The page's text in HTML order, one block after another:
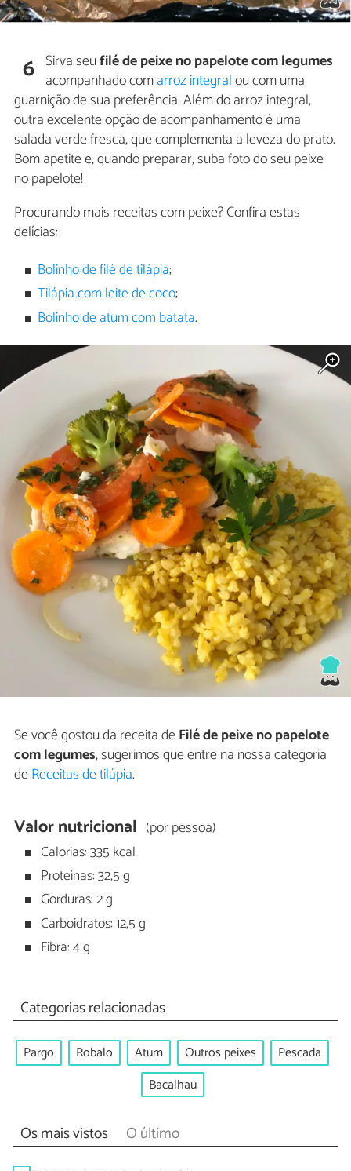
6 Sirva seufilé de peixe no papelote com legumes
acompanhado comarroz integralou com uma
guarnição de sua preferência. Além do arroz integral,
outra excelente opção de acompanhamento é uma
salada verde fresca, que complementa a leveza do prato.
Bom apetite e, quando preparar, suba foto do seu peixe
no papelote!
Procurando mais receitas com peixe? Confira estas
delícias:
Bolinho de filé de tilápia;
Tilápia com leite de coco;
Bolinho de atum com batata.
Se você gostou da receita deFilé de peixe no papelote
com legumes, sugerimos que entre na nossa categoria
deReceitas de tilápia.
Valor nutricional (por pessoa)
Calorias: 335 kcal
Proteínas: 32,5 g
Gorduras: 2 g
Carboidratos: 12,5 g
Fibra: 4 g
Categorias relacionadas
Pargo Robalo Atum Outros peixes
Pescada
Bacalhau
Os mais vistos O último